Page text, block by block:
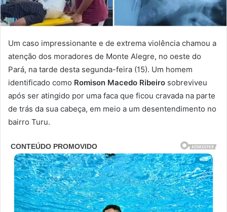
Um caso impressionante e de extrema violência chamou a
atenção dos moradores de Monte Alegre, no oeste do
Pará, na tarde desta segunda-feira (15). Um homem
identificado como Romison Macedo Ribeiro sobreviveu
após ser atingido por uma faca que ficou cravada na parte
de trás da sua cabeça, em meio a um desentendimento no
bairro Turu.